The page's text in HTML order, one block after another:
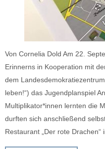
Von Cornelia Dold Am 22.
Erinnerns in Kooperation mit
dem
leben!“) das Jugendplanspiel
Multiplikator*innen lernten die
durften sich anschließend
Restaurant „Der rote Drachen“